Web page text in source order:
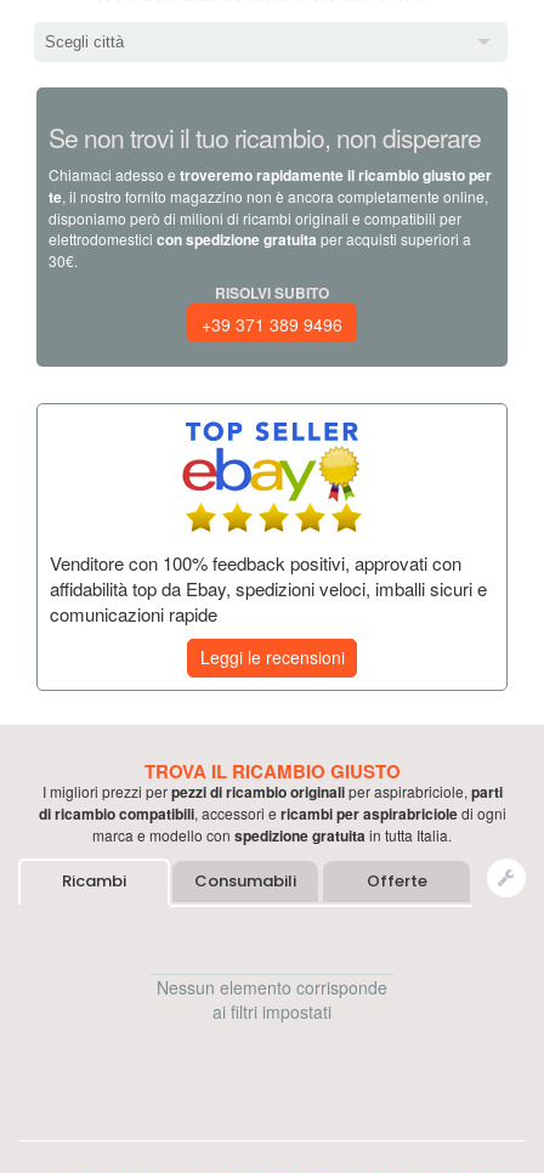
Scegli città
Se non trovi il tuo ricambio, non disperare
Chiamaci adesso e troveremo rapidamente il ricambio giusto per
te, il nostro fornito magazzino non è ancora completamente online,
disponiamo però di milioni di ricambi originali e compatibili per
elettrodomestici con spedizione gratuita per acquisti superiori a
30€.
RISOLVI SUBITO
+39 371 389 9496
Venditore con 100% feedback positivi, approvati con
affidabilità top da Ebay, spedizioni veloci, imballi sicuri e
comunicazioni rapide
Leggi le recensioni
TROVA IL RICAMBIO GIUSTO
I migliori prezzi perpezzi di ricambio originaliperaspirabriciole, parti
di ricambio compatibili, accessori e ricambi peraspirabricioledi ogni
marca e modello con spedizione gratuitain tutta Italia.
Ricambi Consumabili Offerte
Nessun elemento corrisponde
ai filtri impostati